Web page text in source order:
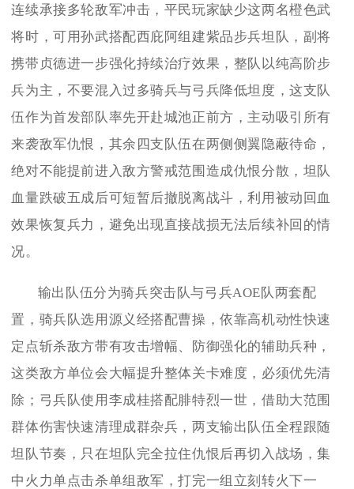
连续承接多轮敌军冲击，平民玩家缺少这两名橙色武
将时，可用孙武搭配西庇阿组建紫品步兵坦队，副将
携带贞德进一步强化持续治疗效果，整队以纯高阶步
兵为主，不要混入过多骑兵与弓兵降低坦度，这支队
伍作为首发部队率先开赴城池正前方，主动吸引所有
来袭敌军仇恨，其余四支队伍在两侧侧翼隐蔽待命，
绝对不能提前进入敌方警戒范围造成仇恨分散，坦队
血量跌破五成后可短暂后撤脱离战斗，利用被动回血
效果恢复兵力，避免出现直接战损无法后续补回的情
况。
输出队伍分为骑兵突击队与弓兵AOE队两套配
置，骑兵队选用源义经搭配曹操，依靠高机动性快速
定点斩杀敌方带有攻击增幅、防御强化的辅助兵种，
这类敌方单位会大幅提升整体关卡难度，必须优先清
除；弓兵队使用李成桂搭配腓特烈一世，借助大范围
群体伤害快速清理成群杂兵，两支输出队伍全程跟随
坦队节奏，只在坦队完全拉住仇恨后再切入战场，集
中火力单点击杀单组敌军，打完一组立刻转火下一